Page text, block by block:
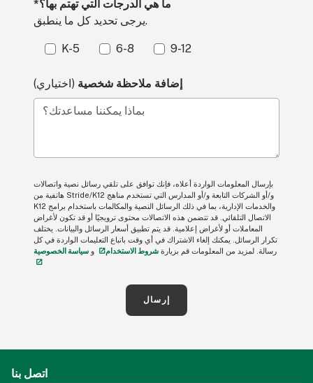
*ما هي الدرجات التي تهتم بها؟
يرجى تحديد كل ما ينطبق.
K-5 6-8 9-12
إضافة ملاحظة شخصية (اختياري)
بماذا يمكننا مساعدتك؟
بإرسال المعلومات الواردة أعلاه، فإنك توافق على تلقي رسائل نصية واتصالات
هاتفية من Stride/K12 و/أو الشركات التابعة و/أو المدارس التي تستخدم مناهج
K12 والخدمات الإدارية، بما في ذلك الرسائل النصية والمكالمات باستخدام برامج
الاتصال التلقائي. قد تتضمن هذه الاتصالات محتوى ترويجيًا أو قد تكون لأغراض
المعاملات أو لأغراض إعلامية. قد يتم تطبيق أسعار الرسائل والبيانات. يختلف
تكرار الرسائل. يمكنك إلغاء الاشتراك في أي وقت باتباع التعليمات الواردة في كل
رسالة. لمزيد من المعلومات قم بزيارة شروط الاستخدام و سياسة الخصوصية
إرسال
اتصل بنا